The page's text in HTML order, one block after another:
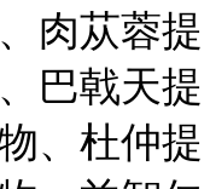
肉苁蓉提
巴戟天提
、杜仲提